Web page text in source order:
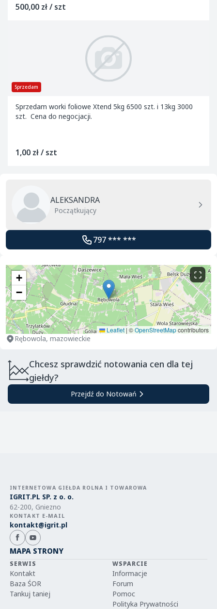
500,00 zł / szt
Sprzedam
Sprzedam worki foliowe Xtend 5kg 6500 szt. i 13kg 3000
szt. Cena do negocjacji.
1,00 zł / szt
ALEKSANDRA
Początkujący
797 *** ***
+
−
Leaflet | ©OpenStreetMapcontributors
Rębowola, mazowieckie
Chcesz sprawdzić notowania cen dla tej
giełdy?
Przejdź do Notowań
INTERNETOWA GIEŁDA ROLNA I TOWAROWA
IGRIT.PL SP. z o. o.
62-200, Gniezno
KONTAKT E-MAIL
kontakt@igrit.pl
MAPA STRONY
SERWIS
Kontakt
Baza ŚOR
Tankuj taniej
WSPARCIE
Informacje
Forum
Pomoc
Polityka Prywatności